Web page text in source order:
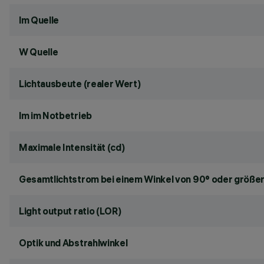
lm Quelle
W Quelle
Lichtausbeute (realer Wert)
lm im Notbetrieb
Maximale Intensität (cd)
Gesamtlichtstrom bei einem Winkel von 90° oder
Light output ratio (LOR)
Optik und Abstrahlwinkel